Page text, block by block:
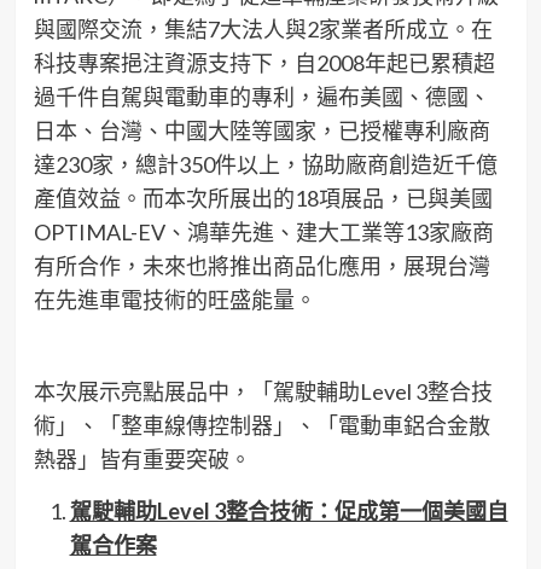
與國際交流，集結7大法人與2家業者所成立。在
科技專案挹注資源支持下，自2008年起已累積超
過千件自駕與電動車的專利，遍布美國、德國、
日本、台灣、中國大陸等國家，已授權專利廠商
達230家，總計350件以上，協助廠商創造近千億
產值效益。而本次所展出的18項展品，已與美國
OPTIMAL-EV、鴻華先進、建大工業等13家廠商
有所合作，未來也將推出商品化應用，展現台灣
在先進車電技術的旺盛能量。
本次展示亮點展品中，「駕駛輔助Level 3整合技
術」、「整車線傳控制器」、「電動車鋁合金散
熱器」皆有重要突破。
駕駛輔助Level 3整合技術：促成第一個美國自
駕合作案